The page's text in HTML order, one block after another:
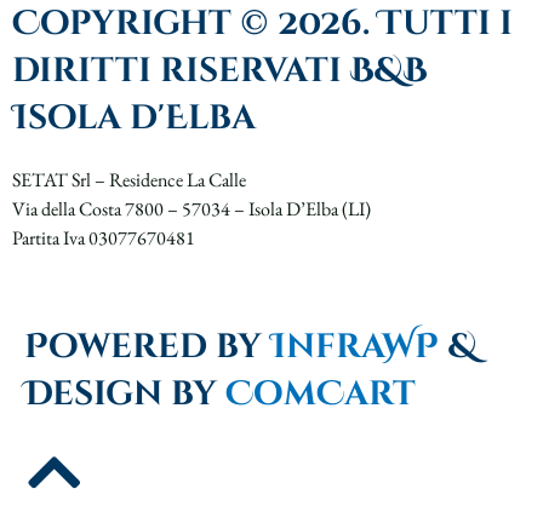
Copyright © 2026. Tutti i
diritti riservati B&B
Isola d'Elba
SETAT Srl – Residence La Calle
Via della Costa 7800 – 57034 – Isola D’Elba (LI)
Partita Iva 03077670481
Powered byInfraWP &
Design byComCart